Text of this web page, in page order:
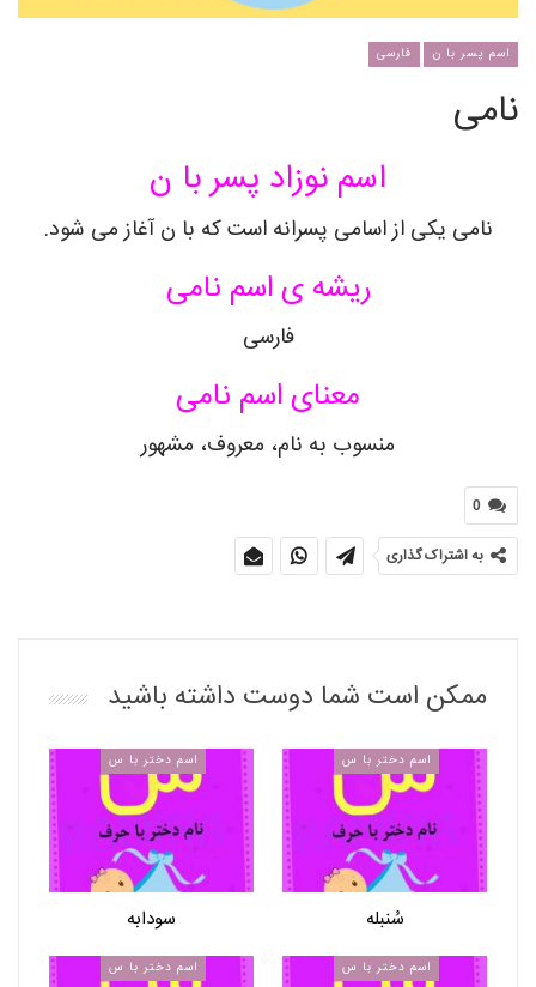
اسم پسر با ن فارسی
نامی
اسم نوزاد پسر با ن
نامی یکی از اسامی پسرانه است که با ن آغاز می شود.
ریشه ی اسم نامی
فارسی
معنای اسم نامی
منسوب به نام، معروف، مشهور
0
به اشتراک گذاری
ممکن است شما دوست داشته باشید
اسم دختر با س
سُنبله
اسم دختر با س
سودابه
اسم دختر با س اسم دختر با س